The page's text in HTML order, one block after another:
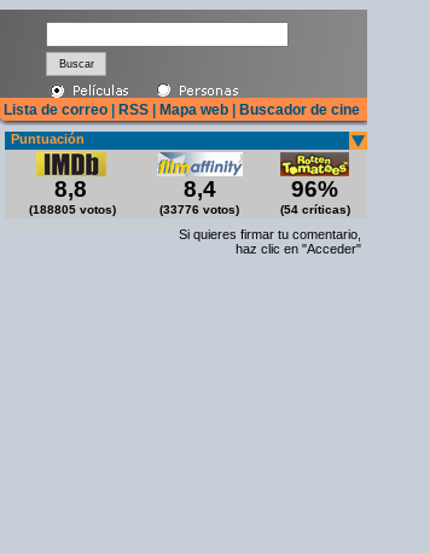
Lista de correo RSS Mapa web Buscador de cine
Puntuación
8,8
(188805 votos)
8,4
(33776 votos)
96%
(54 críticas)
Si quieres firmar tu comentario,
haz clic en "Acceder"